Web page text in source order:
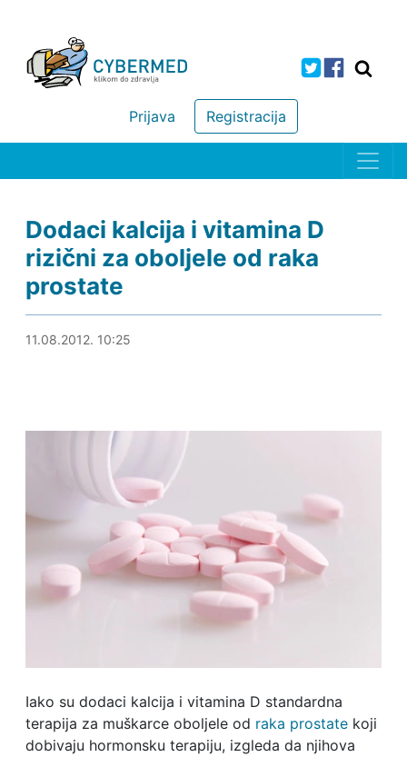
Registracija
Prijava
Dodaci kalcija i vitamina D
rizični za oboljele od raka
prostate
09.04.2013. 13:29
11.08.2012. 10:25
Iako su dodaci kalcija i vitamina D standardna
terapija za muškarce oboljele od raka prostatekoji
dobivaju hormonsku terapiju, izgleda da njihova